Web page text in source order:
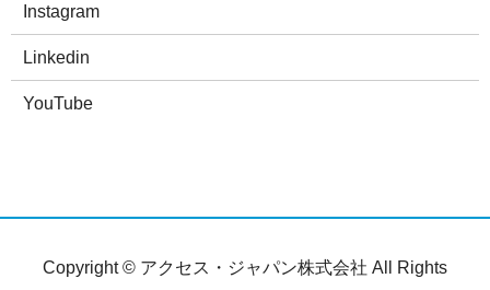
Instagram
Linkedin
YouTube
Copyright © アクセス・ジャパン株式会社 All Rights